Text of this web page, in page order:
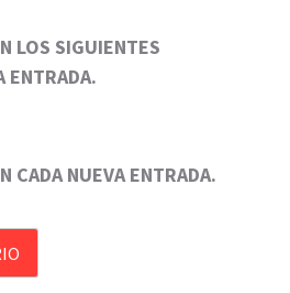
LOS SIGUIENTES
ENTRADA.
CADA NUEVA ENTRADA.